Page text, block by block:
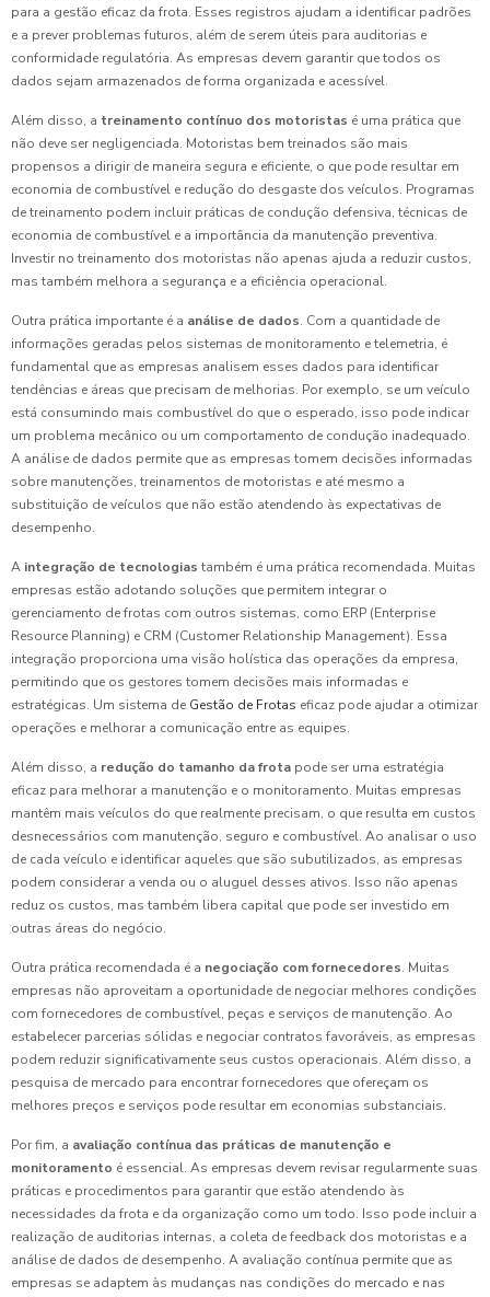
para a gestão eficaz da frota. Esses registros ajudam a identificar padrões
e a prever problemas futuros, além de serem úteis para auditorias e
conformidade regulatória. As empresas devem garantir que todos os
dados sejam armazenados de forma organizada e acessível.
Além disso, a treinamento contínuo dos motoristas é uma prática que
não deve ser negligenciada. Motoristas bem treinados são mais
propensos a dirigir de maneira segura e eficiente, o que pode resultar em
economia de combustível e redução do desgaste dos veículos. Programas
de treinamento podem incluir práticas de condução defensiva, técnicas de
economia de combustível e a importância da manutenção preventiva.
Investir no treinamento dos motoristas não apenas ajuda a reduzir custos,
mas também melhora a segurança e a eficiência operacional.
Outra prática importante é a análise de dados. Com a quantidade de
informações geradas pelos sistemas de monitoramento e telemetria, é
fundamental que as empresas analisem esses dados para identificar
tendências e áreas que precisam de melhorias. Por exemplo, se um veículo
está consumindo mais combustível do que o esperado, isso pode indicar
um problema mecânico ou um comportamento de condução inadequado.
A análise de dados permite que as empresas tomem decisões informadas
sobre manutenções, treinamentos de motoristas e até mesmo a
substituição de veículos que não estão atendendo às expectativas de
desempenho.
A integração de tecnologias também é uma prática recomendada. Muitas
empresas estão adotando soluções que permitem integrar o
gerenciamento de frotas com outros sistemas, como ERP (Enterprise
Resource Planning) e CRM (Customer Relationship Management). Essa
integração proporciona uma visão holística das operações da empresa,
permitindo que os gestores tomem decisões mais informadas e
estratégicas. Um sistema de Gestão de Frotas eficaz pode ajudar a otimizar
operações e melhorar a comunicação entre as equipes.
Além disso, a redução do tamanho da frota pode ser uma estratégia
eficaz para melhorar a manutenção e o monitoramento. Muitas empresas
mantêm mais veículos do que realmente precisam, o que resulta em custos
desnecessários com manutenção, seguro e combustível. Ao analisar o uso
de cada veículo e identificar aqueles que são subutilizados, as empresas
podem considerar a venda ou o aluguel desses ativos. Isso não apenas
reduz os custos, mas também libera capital que pode ser investido em
outras áreas do negócio.
Outra prática recomendada é a negociação com fornecedores. Muitas
empresas não aproveitam a oportunidade de negociar melhores condições
com fornecedores de combustível, peças e serviços de manutenção. Ao
estabelecer parcerias sólidas e negociar contratos favoráveis, as empresas
podem reduzir significativamente seus custos operacionais. Além disso, a
pesquisa de mercado para encontrar fornecedores que ofereçam os
melhores preços e serviços pode resultar em economias substanciais.
Por fim, a avaliação contínua das práticas de manutenção e
monitoramento é essencial. As empresas devem revisar regularmente suas
práticas e procedimentos para garantir que estão atendendo às
necessidades da frota e da organização como um todo. Isso pode incluir a
realização de auditorias internas, a coleta de feedback dos motoristas e a
análise de dados de desempenho. A avaliação contínua permite que as
empresas se adaptem às mudanças nas condições do mercado e nas